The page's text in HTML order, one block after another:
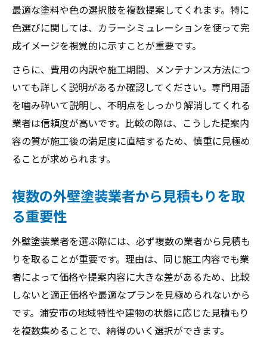
最適な塗料や色の選択肢を複数提案してくれます。特に
色選びに関しては、カラーシミュレーションを使って完
成イメージを視覚的に示すことが重要です。
さらに、費用の内訳や施工期間、メンテナンス方法につ
いても詳しく説明があるか確認してください。専門用語
を噛み砕いて説明し、不明点をしっかり解消してくれる
業者は信頼度が高いです。比較の際は、こうした提案内
容の質が施工後の満足度に直結するため、慎重に見極め
ることが求められます。
複数の外壁塗装業者から見積もりを取
る重要性
外壁塗装業者を選ぶ際には、必ず複数の業者から見積も
りを取ることが重要です。理由は、同じ施工内容でも業
者によって価格や提案内容に大きな差があるため、比較
しないと適正価格や最適なプランを見極められないから
です。浦安市の地域特性や建物の状態に応じた見積もり
を複数集めることで、納得のいく選択ができます。